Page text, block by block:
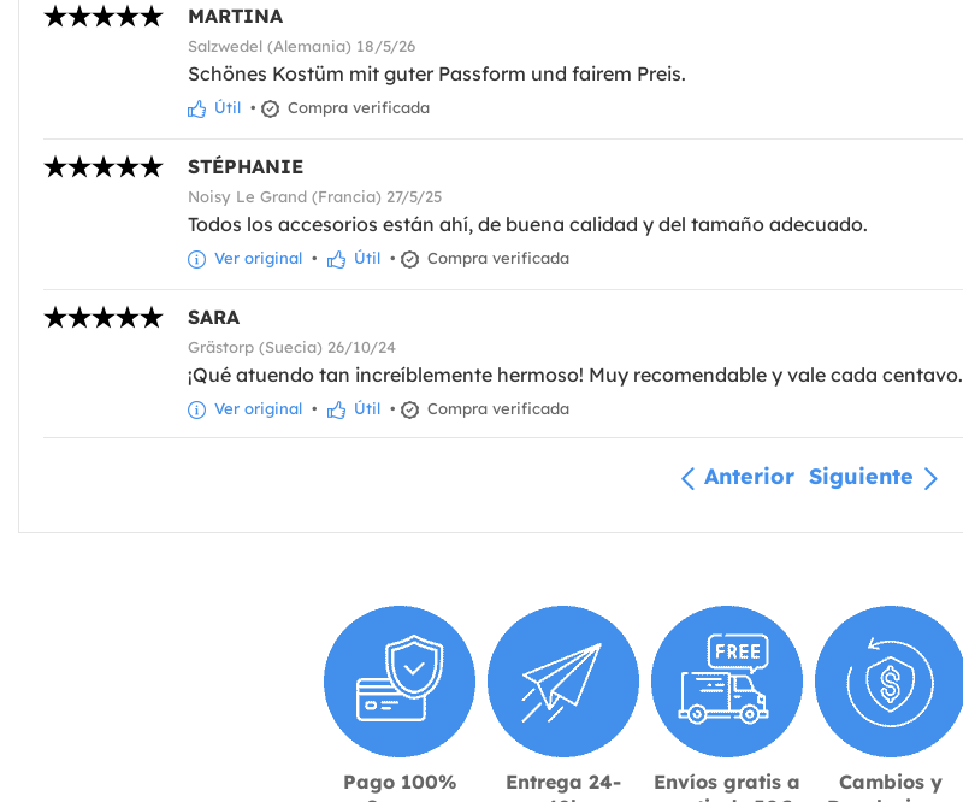
MARTINA
Salzwedel (Alemania) 18/5/26
Schönes Kostüm mit guter Passform und fairem Preis.
Útil • Compra verificada
STÉPHANIE
Noisy Le Grand (Francia) 27/5/25
Todos los accesorios están ahí, de buena calidad y del tamaño adecuado.
Ver original • Útil • Compra verificada
SARA
Grästorp (Suecia) 26/10/24
¡Qué atuendo tan increíblemente hermoso! Muy recomendable y vale cada centavo.
Ver original • Útil • Compra verificada
Anterior Siguiente
Pago 100%
Entrega 24-
Envíos gratis a
Cambios y